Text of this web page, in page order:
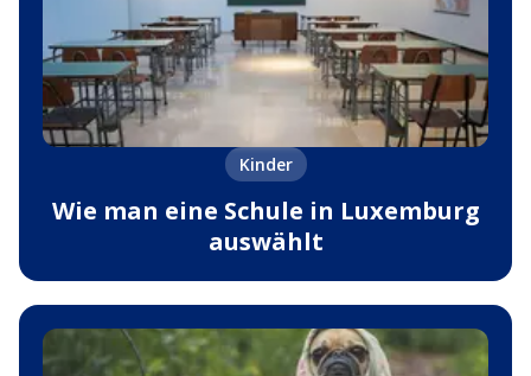
Kinder
Wie man eine Schule in Luxemburg
auswählt